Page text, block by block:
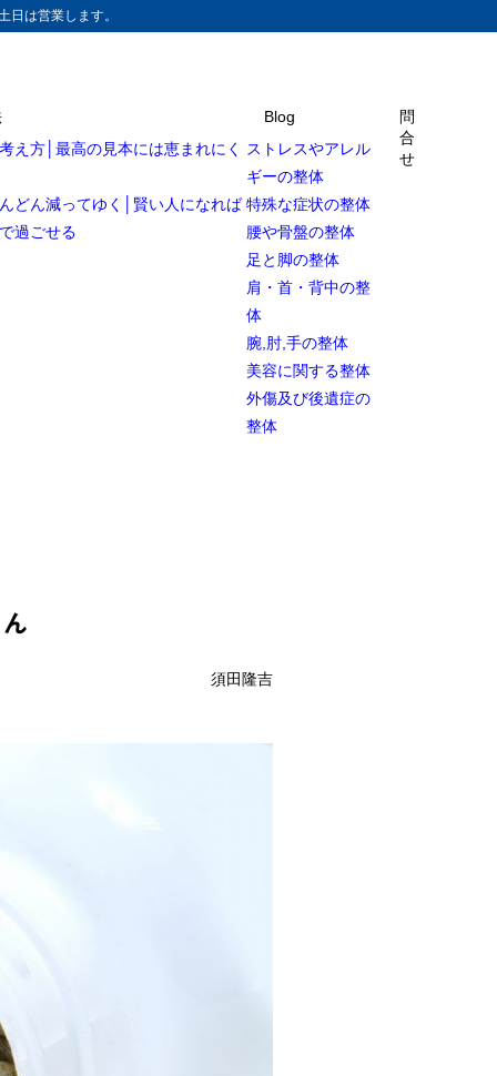
は営業します。
え方│最高の見本には恵まれにく
どん減ってゆく│賢い人になれば
過ごせる
Blog
ストレスやアレル
ギーの整体
特殊な症状の整体
腰や骨盤の整体
足と脚の整体
肩・首・背中の整
体
腕,肘,手の整体
美容に関する整体
外傷及び後遺症の
整体
問
合
せ
須田隆吉